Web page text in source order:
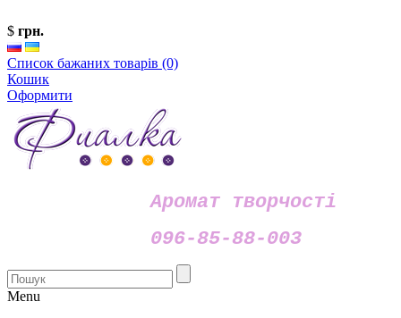
$ грн.
Список бажаних товарів (0)
Кошик
Оформити
Аромат творчості
096-85-88-003
Menu